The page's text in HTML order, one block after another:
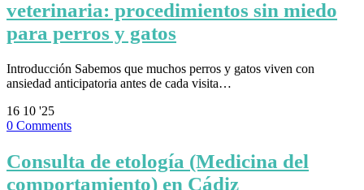
veterinaria: procedimientos sin miedo
para perros y gatos
Introducción Sabemos que muchos perros y gatos viven con
ansiedad anticipatoria antes de cada visita…
16 10 '25
0 Comments
Consulta de etología (Medicina del
comportamiento) en Cádiz